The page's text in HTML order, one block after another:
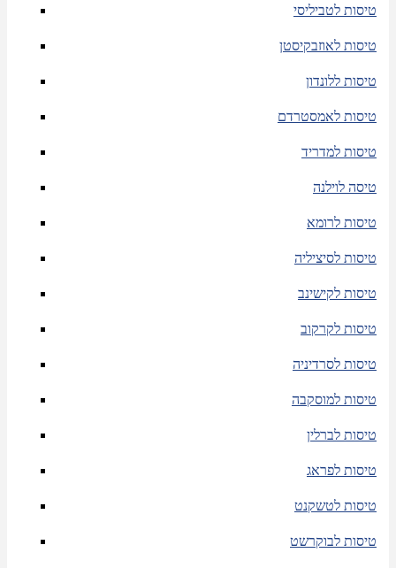
טיסות לטביליסי
טיסות לאוזבקיסטן
טיסות ללונדון
טיסות לאמסטרדם
טיסות למדריד
טיסה לוילנה
טיסות לרומא
טיסות לסיציליה
טיסות לקישינב
טיסות לקרקוב
טיסות לסרדיניה
טיסות למוסקבה
טיסות לברלין
טיסות לפראג
טיסות לטשקנט
טיסות לבוקרשט